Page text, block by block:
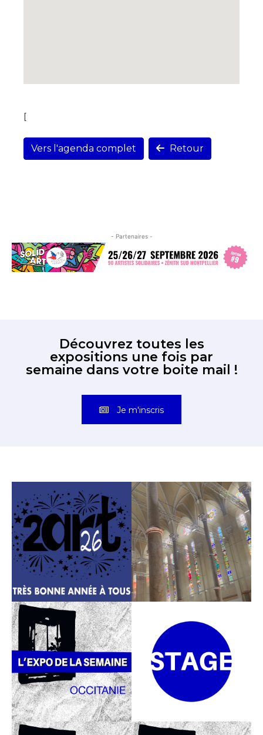
[
Vers l'agenda complet Retour
- Partenaires -
Découvrez toutes les
expositions une fois par
semaine dans votre boite mail !
Je m'inscris